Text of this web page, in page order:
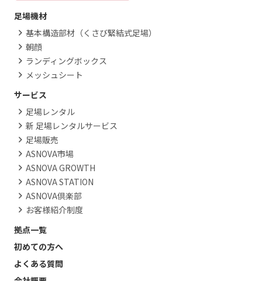
足場機材
基本構造部材（くさび緊結式足場）
朝顔
ランディングボックス
メッシュシート
サービス
足場レンタル
新 足場レンタルサービス
足場販売
ASNOVA市場
ASNOVA GROWTH
ASNOVA STATION
ASNOVA倶楽部
お客様紹介制度
拠点一覧
初めての方へ
よくある質問